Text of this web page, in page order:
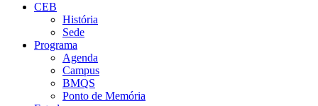
CEB
História
Sede
Programa
Agenda
Campus
BMQS
Ponto de Memória